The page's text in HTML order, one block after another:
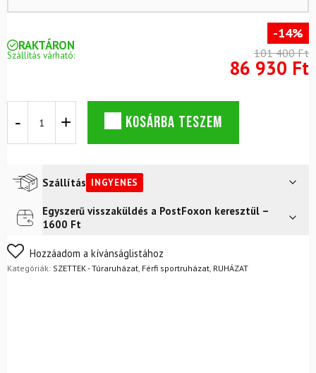
RAKTÁRON
Szállítás várható:
-14%
101 400 Ft
86 930 Ft
DYNAFIT
kapucnis
pulóver
Traverse
nadrág
Cinder
KOSÁRBA TESZEM
Szállítás INGYENES
Futár a címreIngyenes
FoxPost
Egyszerű visszaküldés a PostFoxon keresztül –
1600 Ft
Nem biztos a választásában? Semmi gond – a terméket
egyszerűen visszaküldheti 14 napon belül, indoklás nélkül.
Hozzáadom a kívánságlistához
Kategóriák: SZETTEK - Túraruházat, Férfi sportruházat, RUHÁZAT